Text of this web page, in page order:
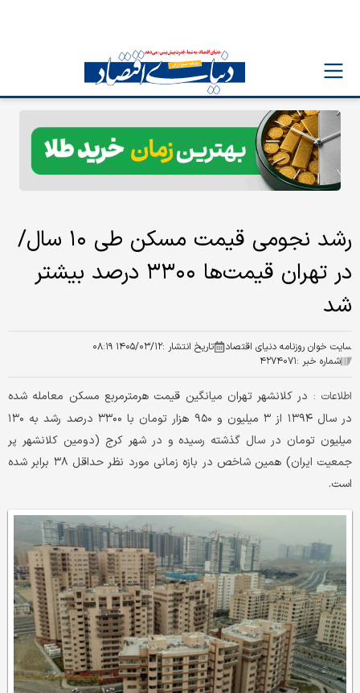
رشد نجومی قیمت مسکن طی ۱۰ سال/
در تهران قیمت‌ها ۳۳۰۰ درصد بیشتر
شد
سایت خوان روزنامه دنیای اقتصاد تاریخ انتشار :۱۴۰۵/۰۳/۱۲ ۰۸:۱۹
شماره خبر :۴۲۷۴۰۷۱
اطلاعات : در کلانشهر تهران میانگین قیمت هرمترمربع مسکن معامله شده
در سال ۱۳۹۴ از ۳ میلیون و ۹۵۰ هزار تومان با ۳۳۰۰ درصد رشد به ۱۳۰
میلیون تومان در سال گذشته رسیده و در شهر کرج (دومین کلانشهر پر
جمعیت ایران) همین شاخص در بازه زمانی مورد نظر حداقل ۳۸ برابر شده
است.